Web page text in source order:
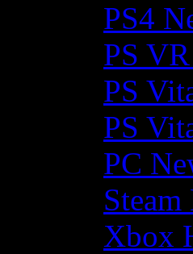
PS4
PS
PS
PS
PC
Xbox